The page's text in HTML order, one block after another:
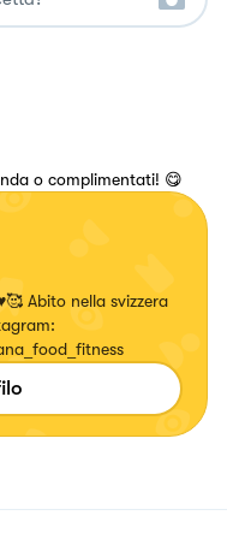
o complimentati! 😋